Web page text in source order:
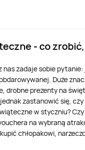
- co
nas zadaje sobie
Duże
drobne prezenty na
zastanowić się,
w styczniu?
na wybraną
chłopakowi,